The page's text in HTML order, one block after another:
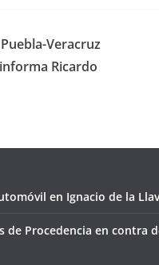
Veracruz
Ricardo
en Ignacio de la
de Procedencia en contra